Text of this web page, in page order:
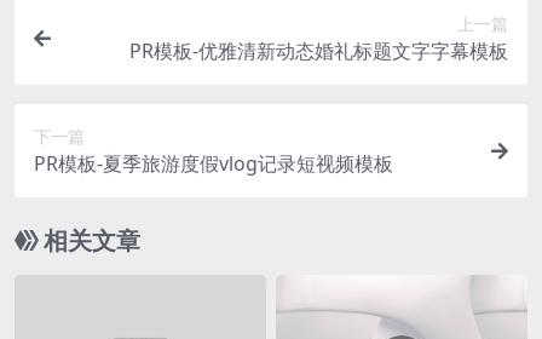
上一篇
PR模板-优雅清新动态婚礼标题文字字幕模板
下一篇
PR模板-夏季旅游度假vlog记录短视频模板
相关文章